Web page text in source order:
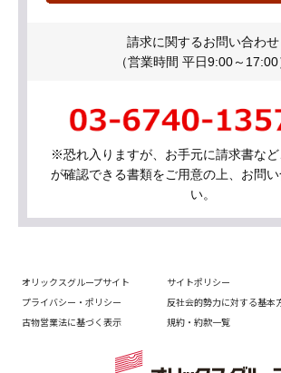
請求に関するお問い合わせ
（営業時間 平日9:00～17:00
※恐れ入りますが、お手元に請求書な
が確認できる書類をご用意の上、お問
い。
オリックスグループサイト
サイトポリシー
プライバシー・ポリシー
反社会的勢力に対する基本
古物営業法に基づく表示
規約・約款一覧